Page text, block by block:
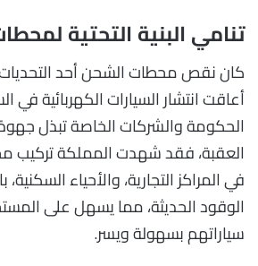
تنامي البنية التحتية
كان نقص محطات الشحن أحد التحديات
أعاقت انتشار السيارات الكهربائية في
الحكومة والشركات الخاصة تبذل
العقبة، فقد شهدت المملكة
في المراكز التجارية، والأحياء
الوقود الحديثة، مما يسهل على
سياراتهم بسهولة ويسر.